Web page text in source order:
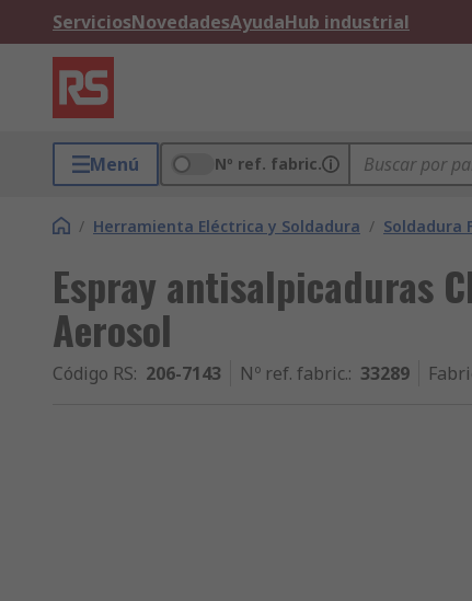
ServiciosNovedadesAyudaHub industrial
Menú Nº ref. fabric.
/ Herramienta Eléctrica y Soldadura / Soldadura
Espray antisalpicaduras
Aerosol
Código RS: 206-7143 Nº ref. fabric.: 33289